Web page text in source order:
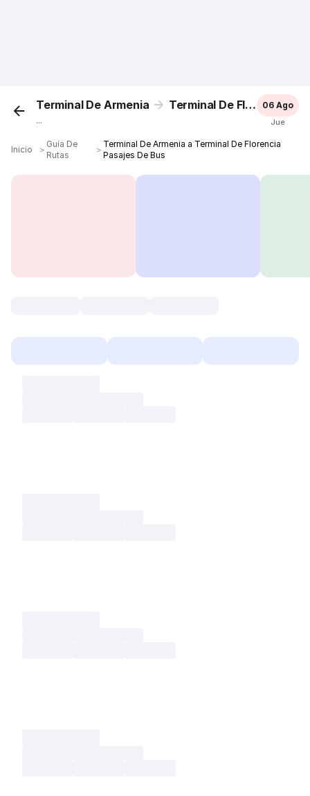
Terminal De Armenia Terminal De Florencia
...
06 Ago
Jue
Inicio ＞
Guía De
Rutas
＞
Terminal De Armenia a Terminal De Florencia
Pasajes De Bus